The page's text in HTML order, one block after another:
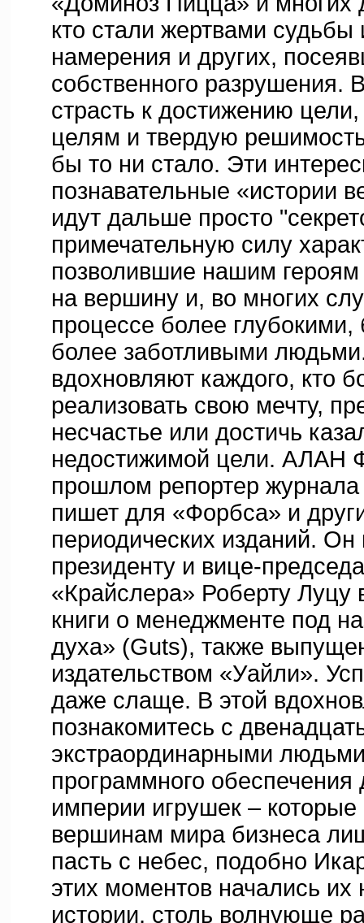
кто стали жертвами судьбы
намерения и других,
собственного разрушения.
страсть к достижению
целям и твердую
бы то ни стало. Эти
познавательные «истории
идут дальше просто
примечательную силу
позволившие нашим героям
на вершину и, во многих
процессе более
более заботливыми
вдохновляют каждого, кто
реализовать свою мечту,
несчастье или достичь
недостижимой цели.
прошлом репортер
пишет для «Форбса» и
периодических изданий.
президенту и вице-
«Крайслера» Роберту Луцу
книги о менеджменте под
духа» (Guts), также
издательством «Уайли».
даже слаще. В этой
познакомитесь с
экстраординарными
программного обеспечения
империи игрушек – которые
вершинам мира бизнеса
пасть с небес, подобно
этих моментов начались их
истории, столь волнующе